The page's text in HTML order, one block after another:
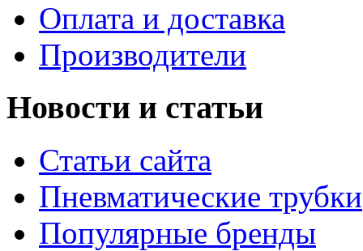
Оплата и доставка
Производители
Новости и статьи
Статьи сайта
Пневматические трубки
Популярные бренды